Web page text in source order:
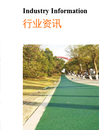
Industry Information
行业资讯